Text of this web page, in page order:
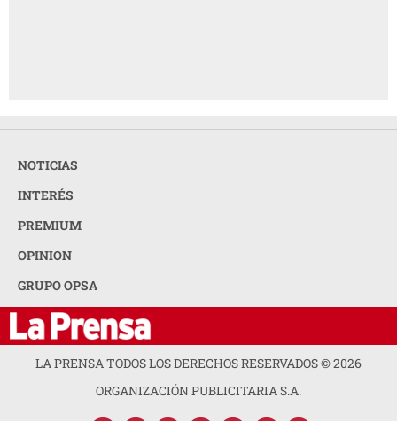
NOTICIAS
INTERÉS
PREMIUM
OPINION
GRUPO OPSA
LA PRENSA TODOS LOS DERECHOS RESERVADOS ©2026
ORGANIZACIÓN PUBLICITARIA S.A.